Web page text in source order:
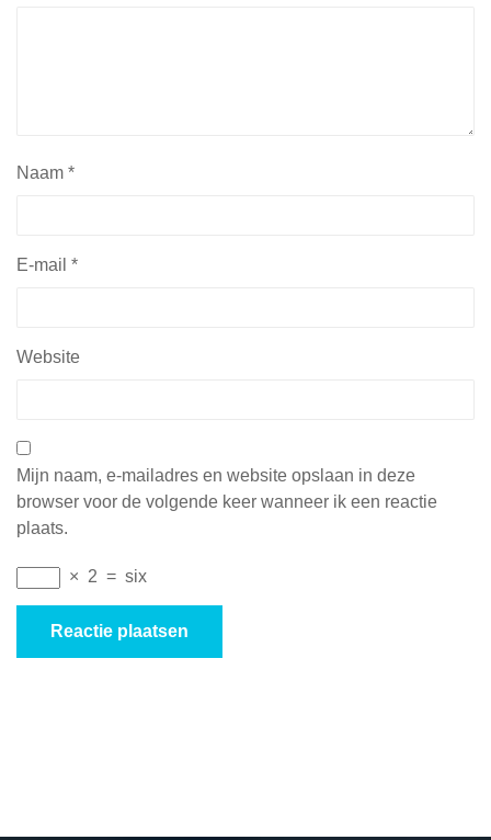
Naam *
E-mail *
Website
Mijn naam, e-mailadres en website opslaan in deze
browser voor de volgende keer wanneer ik een reactie
plaats.
× 2 = six